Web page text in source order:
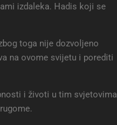
izdaleka. Hadis koji se
toga nije dozvoljeno
na ovome svijetu i porediti
i životi u tim svjetovima